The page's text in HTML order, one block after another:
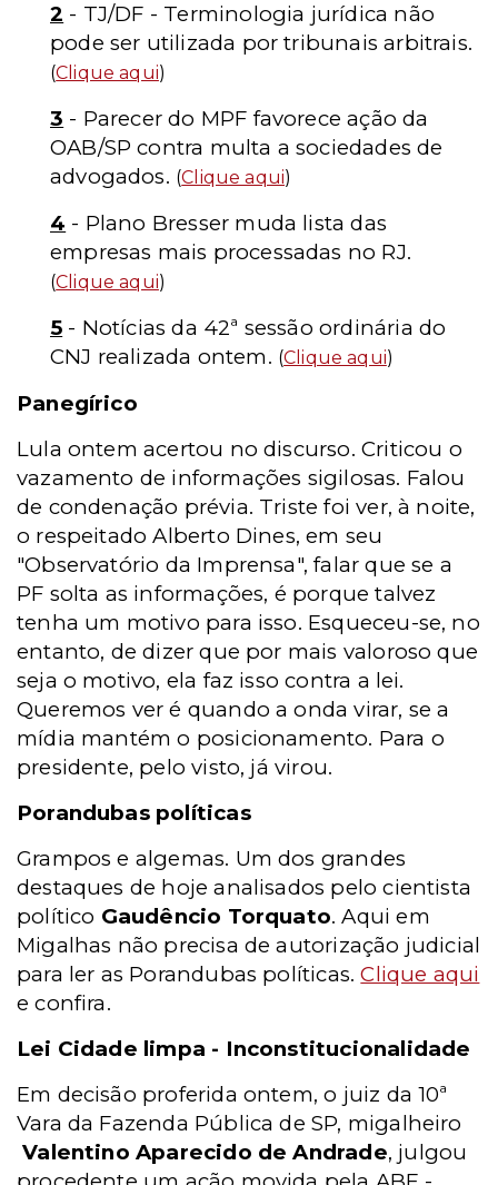
2 - TJ/DF - Terminologia jurídica não
pode ser utilizada por tribunais arbitrais.
(Clique aqui)
3 - Parecer do MPF favorece ação da
OAB/SP contra multa a sociedades de
advogados. (Clique aqui)
4 - Plano Bresser muda lista das
empresas mais processadas no RJ.
(Clique aqui)
5 - Notícias da 42ª sessão ordinária do
CNJ realizada ontem. (Clique aqui)
Panegírico
Lula ontem acertou no discurso. Criticou o
vazamento de informações sigilosas. Falou
de condenação prévia. Triste foi ver, à noite,
o respeitado Alberto Dines, em seu
"Observatório da Imprensa", falar que se a
PF solta as informações, é porque talvez
tenha um motivo para isso. Esqueceu-se, no
entanto, de dizer que por mais valoroso que
seja o motivo, ela faz isso contra a lei.
Queremos ver é quando a onda virar, se a
mídia mantém o posicionamento. Para o
presidente, pelo visto, já virou.
Porandubas políticas
Grampos e algemas. Um dos grandes
destaques de hoje analisados pelo cientista
político Gaudêncio Torquato. Aqui em
Migalhas não precisa de autorização judicial
para ler as Porandubas políticas.Clique aqui
e confira.
Lei Cidade limpa - Inconstitucionalidade
Em decisão proferida ontem, o juiz da 10ª
Vara da Fazenda Pública de SP, migalheiro
Valentino Aparecido de Andrade, julgou